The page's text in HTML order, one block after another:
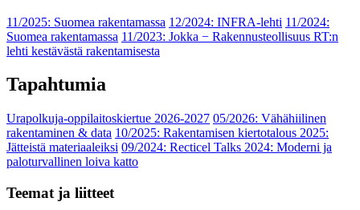
11/2025: Suomea rakentamassa 12/2024: INFRA-lehti 11/2024:
Suomea rakentamassa 11/2023: Jokka − Rakennusteollisuus RT:n
lehti kestävästä rakentamisesta
Tapahtumia
Urapolkuja-oppilaitoskiertue 2026-2027 05/2026: Vähähiilinen
rakentaminen & data 10/2025: Rakentamisen kiertotalous 2025:
Jätteistä materiaaleiksi 09/2024: Recticel Talks 2024: Moderni ja
paloturvallinen loiva katto
Teemat ja liitteet